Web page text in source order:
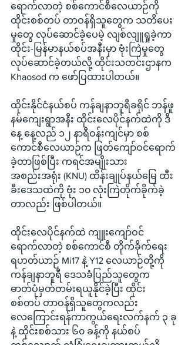
ရောက်လာတဲ့ စစ်ကောင်စီလေယာဉ်ကို
ထိုင်းစစ်တပ် တာဝန်ရှိသူတွေက သတိပေး
မှုတွေ လုပ်ဆောင်ခဲ့ပေမဲ့ လျစ်လျူရှုခဲ့ကာ
ထိုင်း-မြန်မာနယ်စပ်အနီးမှာ ဗုံးကြဲမှုတွေ
လုပ်ဆောင်ခဲ့တယ်လို့ ထိုင်းသတင်းဌာနက
Khaosod က ဖော်ပြထားပါတယ်။
ထိုင်းနိုင်ငံနယ်စပ် ကန်ချနာဘူရီခရိုင် ဘန်ဖူ
နမ်ကျေးရွာအနီး ထိုင်းလေပိုင်နက်ထဲကို ဒီ
နေ့ နေ့လည် ၁၂ နာရီဝန်းကျင်မှာ စစ်
ကောင်စီလေယာဉ်က ဖြတ်ကျော်ဝင်ရောက်
ခဲ့တာဖြစ်ပြီး ကရင်အမျိုးသား
အစည်းအရုံး (KNU) ထိန်းချုပ်နယ်မြေ ထီး
ခီးဒေသထဲကို ဗုံး ၁၀ လုံးကြဲတိုက်ခိုက်ခဲ့
တာလည်း ဖြစ်ပါတယ်။
ထိုင်းလေပိုင်နက်ထဲ ကျူးကျော်ဝင်
ရောက်လာတဲ့ စစ်ကောင်စီ တိုက်ခိုက်ရေး
ရဟတ်ယာဉ် Mi17 နဲ့ Y12 လေယာဉ်တို့ကို
ကန်ချနာဘူရီ ဒေသခံပြည်သူတွေက
ဓာတ်ပုံမှတ်တမ်းရယူနိုင်ခဲ့ပြီး ထိုင်း
စစ်တပ် တာဝန်ရှိသူတွေကလည်း
လေကြောင်းရန်ကာကွယ်ရေးလက်နက် ၃ ခု
နဲ့ ထိုင်းစစ်သား ၆၀ ခန့်ကို နယ်စပ်